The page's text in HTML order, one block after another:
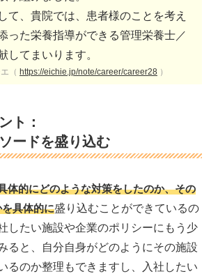
て、貴院では、患者様のことを考え
った栄養指導ができる管理栄養士／
してまいります。
（ https://eichie.jp/note/career/career28）
ト：
ードを盛り込む
体的にどのような対策をしたのか、その
具体的に盛り込むことができているの
したい施設や企業のポリシーにもう少
ると、自分自身がどのようにその施設
るのか整理もできますし、入社したい